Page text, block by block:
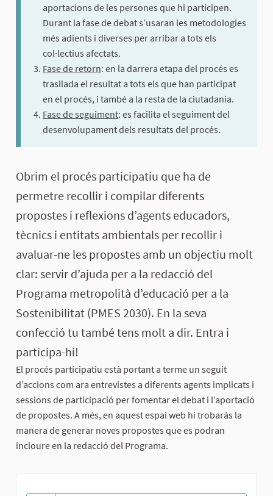
aportacions de les persones que hi participen.
Durant la fase de debat s’usaran les metodologies
més adients i diverses per arribar a tots els
col·lectius afectats.
Fase de retorn: en la darrera etapa del procés es
trasllada el resultat a tots els que han participat
en el procés, i també a la resta de la ciutadania.
Fase de seguiment: es facilita el seguiment del
desenvolupament dels resultats del procés.
Obrim el procés participatiu que ha de
permetre recollir i compilar diferents
propostes i reflexions d’agents educadors,
tècnics i entitats ambientals per recollir i
avaluar-ne les propostes amb un objectiu molt
clar: servir d’ajuda per a la redacció del
Programa metropolità d’educació per a la
Sostenibilitat (PMES 2030). En la seva
confecció tu també tens molt a dir. Entra i
participa-hi!
El procés participatiu està portant a terme un seguit
d’accions com ara entrevistes a diferents agents implicats i
sessions de participació per fomentar el debat i l’aportació
de propostes. A més, en aquest espai web hi trobaràs la
manera de generar noves propostes que es podran
incloure en la redacció del Programa.